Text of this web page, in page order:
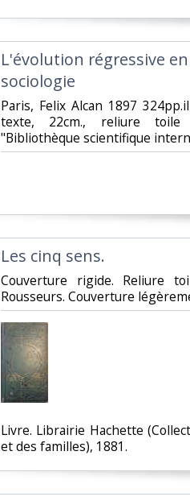
‎L'évolution régressive
sociologie‎
‎Paris, Felix Alcan 1897
texte, 22cm., reliure
"Bibliothèque scientifique
‎Les cinq sens.‎
‎Couverture rigide. Reliure
Rousseurs. Couverture
‎Livre. Librairie Hachette
et des familles), 1881.‎